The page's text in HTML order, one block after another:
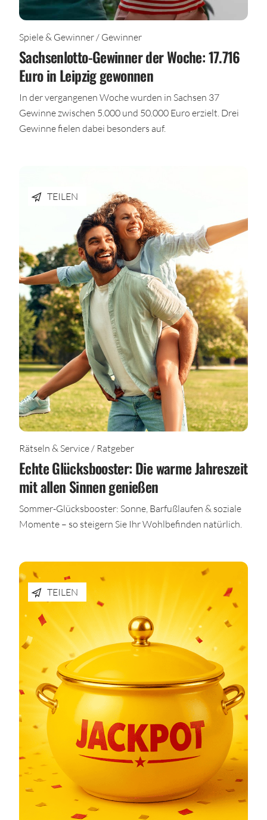
Spiele & Gewinner / Gewinner
Sachsenlotto-Gewinner der Woche: 17.716
Euro in Leipzig gewonnen
In der vergangenen Woche wurden in Sachsen 37
Gewinne zwischen 5.000 und 50.000 Euro erzielt. Drei
Gewinne fielen dabei besonders auf.
TEILEN
Rätseln & Service / Ratgeber
Echte Glücksbooster: Die warme Jahreszeit
mit allen Sinnen genießen
Sommer-Glücksbooster: Sonne, Barfußlaufen & soziale
Momente – so steigern Sie Ihr Wohlbefinden natürlich.
TEILEN